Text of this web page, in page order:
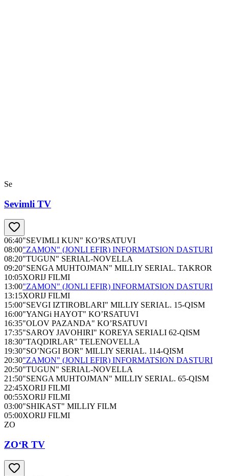
Se
Sevimli TV
06:40"SEVIMLI KUN" KO’RSATUVI
08:00"ZAMON" (JONLI EFIR) INFORMATSION DASTURI
08:20"TUGUN" SERIAL-NOVELLA
09:20"SENGA MUHTOJMAN" MILLIY SERIAL. TAKROR
10:05XORIJ FILMI
13:00"ZAMON" (JONLI EFIR) INFORMATSION DASTURI
13:15XORIJ FILMI
15:00"SEVGI IZTIROBLARI" MILLIY SERIAL. 15-QISM
16:00"YANGi HAYOT" KO’RSATUVI
16:35"OLOV PAZANDA" KO’RSATUVI
17:35"SAROY JAVOHIRI" KOREYA SERIALI 62-QISM
18:30"TAQDIRLAR" TELENOVELLA
19:30"SO’NGGI BOR" MILLIY SERIAL. 114-QISM
20:30"ZAMON" (JONLI EFIR) INFORMATSION DASTURI
20:50"TUGUN" SERIAL-NOVELLA
21:50"SENGA MUHTOJMAN" MILLIY SERIAL. 65-QISM
22:45XORIJ FILMI
00:55XORIJ FILMI
03:00"SHIKAST" MILLIY FILM
05:00XORIJ FILMI
ZO
ZO‘R TV